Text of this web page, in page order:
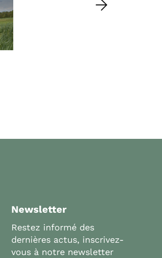
Newsletter
Restez informé des
dernières actus, inscrivez-
vous à notre newsletter